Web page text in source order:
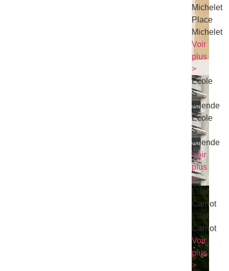
Michelet
Place
Michelet
Voir
plus
>
Ecole
S
Allende
Ecole
S
Allende
Voir
plus
>
L’ilot
Carnot
L’ilot
Carnot
Voir
plus
>